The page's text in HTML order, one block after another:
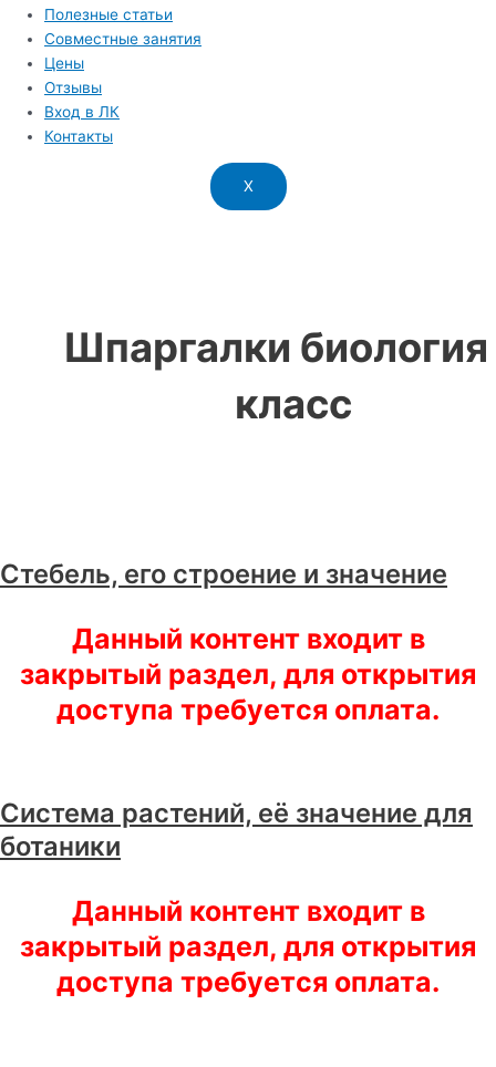
Полезные статьи
Совместные занятия
Цены
Отзывы
Вход в ЛК
Контакты
X
Шпаргалки
класс
Стебель, его строение и значение
Данный контент входит в
закрытый раздел, для открытия
доступа требуется оплата.
Система растений, её значение для
ботаники
Данный контент входит в
закрытый раздел, для открытия
доступа требуется оплата.